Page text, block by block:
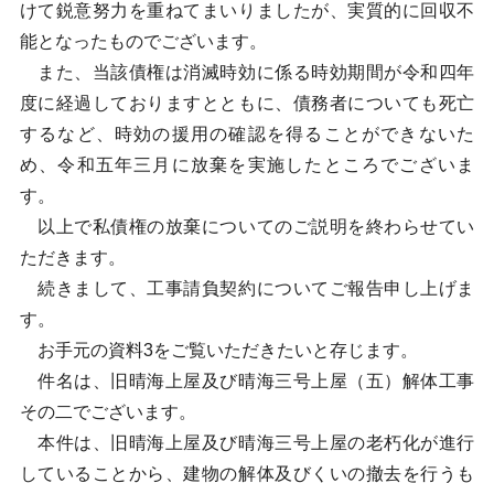
けて鋭意努力を重ねてまいりましたが、実質的に回収不
能となったものでございます。
また、当該債権は消滅時効に係る時効期間が令和四年
度に経過しておりますとともに、債務者についても死亡
するなど、時効の援用の確認を得ることができないた
め、令和五年三月に放棄を実施したところでございま
す。
以上で私債権の放棄についてのご説明を終わらせてい
ただきます。
続きまして、工事請負契約についてご報告申し上げま
す。
お手元の資料3をご覧いただきたいと存じます。
件名は、旧晴海上屋及び晴海三号上屋（五）解体工事
その二でございます。
本件は、旧晴海上屋及び晴海三号上屋の老朽化が進行
していることから、建物の解体及びくいの撤去を行うも